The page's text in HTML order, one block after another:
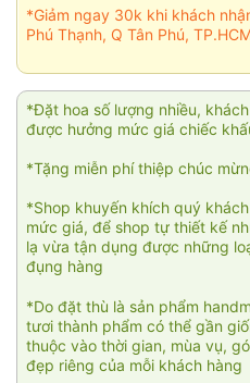
*Giảm ngay 30k khi khách
Phú Thạnh, Q Tân Phú,
*Đặt hoa số lượng nhiều,
được hưởng mức giá chiếc
*Tặng miễn phí thiệp chúc
*Shop khuyến khích quý
mức giá, để shop tự thiết kế
lạ vừa tận dụng được những
đụng hàng
*Do đặt thù là sản phẩm
tươi thành phẩm có thể gần
thuộc vào thời gian, mùa vụ,
đẹp riêng của mỗi khách hàng